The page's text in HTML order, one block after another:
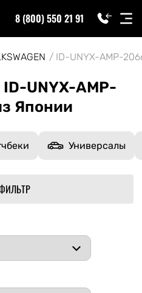
8 (800) 550 21 91
ID-UNYX-AMP-
ID-UNYX-AMP-
Японии
Универсалы